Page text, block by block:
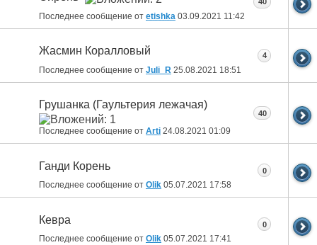
Последнее сообщение от etishka 03.09.2021 11:42
40
Жасмин Коралловый
Последнее сообщение от Juli_R 25.08.2021 18:51
4
Грушанка (Гаультерия лежачая)
Последнее сообщение от Arti 24.08.2021 01:09
40
Ганди Корень
Последнее сообщение от Olik 05.07.2021 17:58
0
Кевра
Последнее сообщение от Olik 05.07.2021 17:41
0